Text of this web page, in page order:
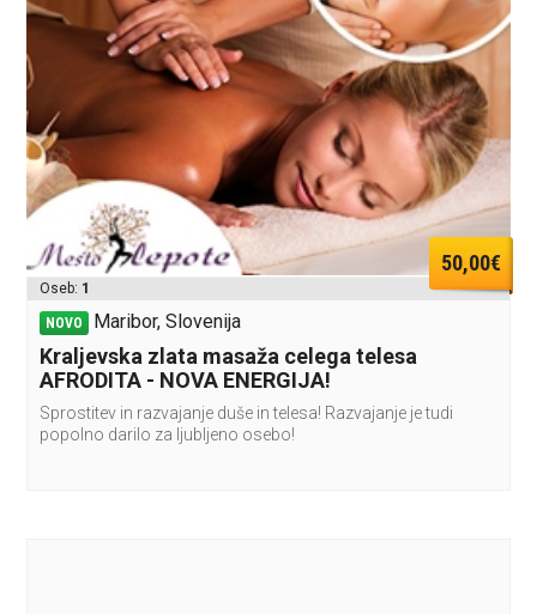
50,00€
Oseb: 1
NOVO Maribor, Slovenija
Kraljevska zlata masaža celega telesa
AFRODITA - NOVA ENERGIJA!
Sprostitev in razvajanje duše in telesa! Razvajanje je tudi
popolno darilo za ljubljeno osebo!